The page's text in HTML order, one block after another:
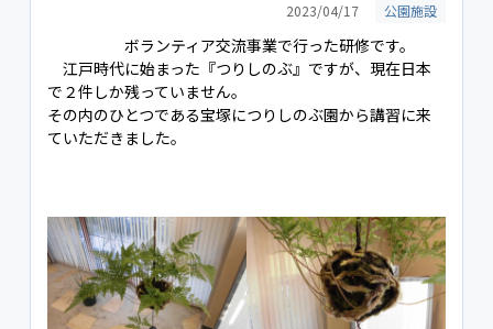
2023/04/17 公園施設
ボランティア交流事業で行った研修です。
江戸時代に始まった『つりしのぶ』ですが、現在日本
で２件しか残っていません。
その内のひとつである宝塚につりしのぶ園から講習に来
ていただきました。